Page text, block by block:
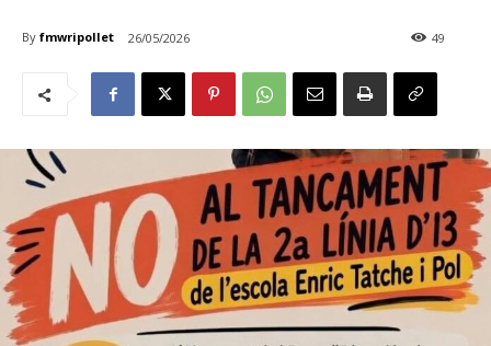
By fmwripollet 26/05/2026 49